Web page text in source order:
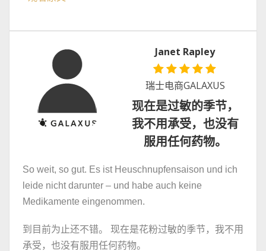
Janet Rapley
瑞士电商GALAXUS
现在是过敏的季节，
我不用承受，也没有
服用任何药物。
So weit, so gut. Es ist Heuschnupfensaison und ich
leide nicht darunter – und habe auch keine
Medikamente eingenommen.
到目前为止还不错。 现在是花粉过敏的季节，我不用
承受，也没有服用任何药物。